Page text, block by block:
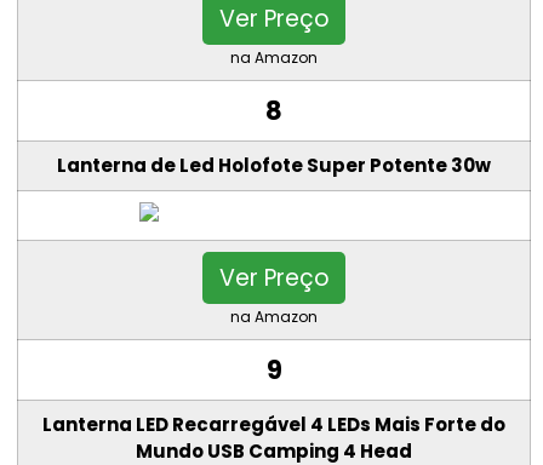
Ver Preço
na Amazon
8
Lanterna de Led Holofote Super Potente 30w
Ver Preço
na Amazon
9
Lanterna LED Recarregável 4 LEDs Mais Forte do
Mundo USB Camping 4 Head